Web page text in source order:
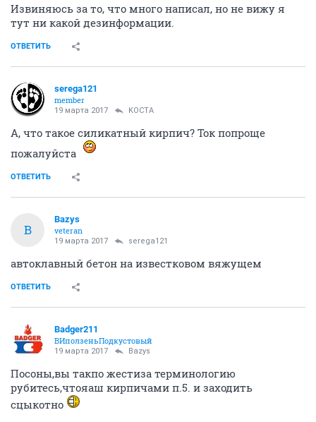
Извиняюсь за то, что много написал, но не вижу я
тут ни какой дезинформации.
ОТВЕТИТЬ
serega121
member
19 марта 2017 KOCTA
А, что такое силикатный кирпич? Ток попроще
пожалуйста
ОТВЕТИТЬ
B
Bazys
veteran
19 марта 2017 serega121
автоклавный бетон на известковом вяжущем
ОТВЕТИТЬ
Badger211
ВИползеньПодкустовый
19 марта 2017 Bazys
Посоны,вы такпо жестиза терминологию
рубитесь,чтояаш кирпичами п.5. и заходить
сцыкотно